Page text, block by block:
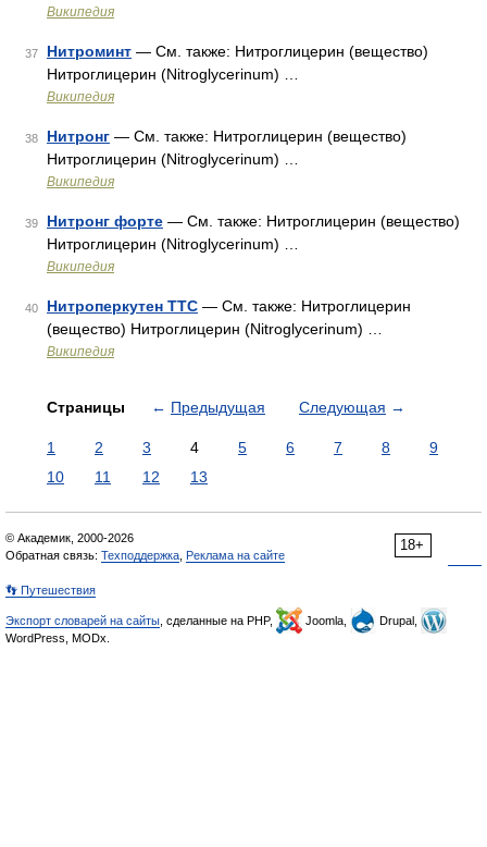
Википедия
37 Нитроминт — См. также: Нитроглицерин (вещество)
Нитроглицерин (Nitroglycerinum) …
Википедия
38 Нитронг — См. также: Нитроглицерин (вещество)
Нитроглицерин (Nitroglycerinum) …
Википедия
39 Нитронг форте — См. также: Нитроглицерин (вещество)
Нитроглицерин (Nitroglycerinum) …
Википедия
40 Нитроперкутен ТТС — См. также: Нитроглицерин
(вещество) Нитроглицерин (Nitroglycerinum) …
Википедия
Страницы ← Предыдущая Следующая →
1 2 3 4 5 6 7 8
9
10
11 12 13
18+
© Академик, 2000-2026
Обратная связь: Техподдержка Реклама на сайте
👣 Путешествия
Экспорт словарей на сайты , сделанные на PHP, Joomla,
Drupal,
WordPress, MODx.